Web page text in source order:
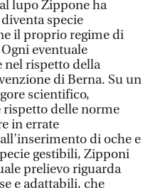
lupo Zippone ha
specie
il proprio regime di
eventuale
nel rispetto della
di Berna. Su un
scientifico,
delle norme
in errate
di oche e
gestibili, Zipponi
prelievo riguarda
e adattabili, che